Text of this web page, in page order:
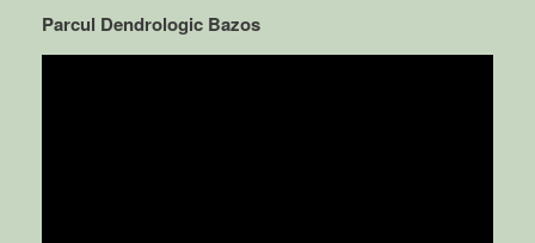
Parcul Dendrologic Bazos